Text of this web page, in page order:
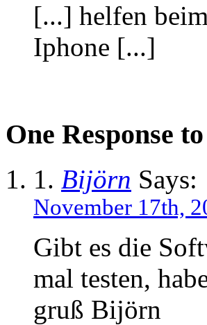
[...] helfen
Iphone [...]
One Response
1. Bijörn Says:
November 17th,
Gibt es die
mal testen,
gruß Bijörn